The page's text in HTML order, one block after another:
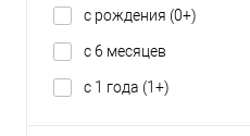
с рождения (0+)
с 6 месяцев
с 1 года (1+)